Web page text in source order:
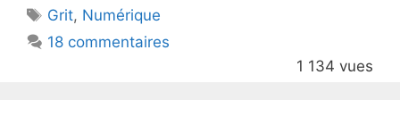
b
o
Étiquettes
Grit, Numérique
18 commentaires
1 134 vues